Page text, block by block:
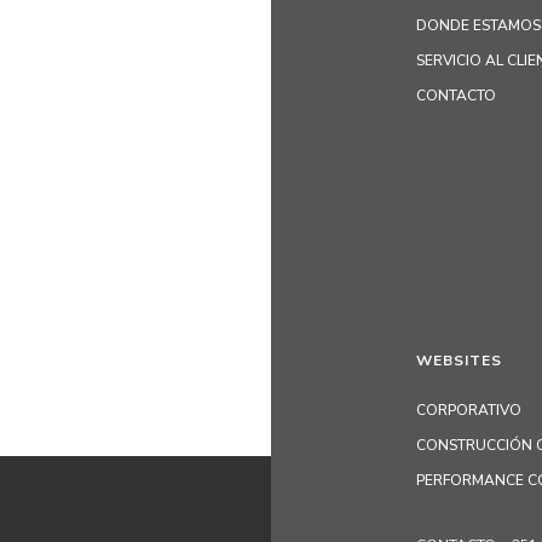
DONDE ESTAMOS
SERVICIO AL
CONTACTO
WEBSITES
CORPORATIVO
CONSTRUCCIÓN
PERFORMANCE